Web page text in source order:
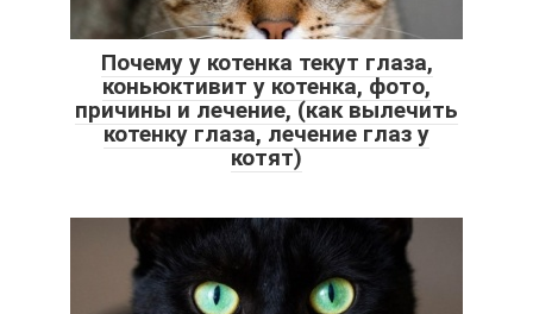
Почему у котенка текут глаза,
коньюктивит у котенка, фото,
причины и лечение, (как вылечить
котенку глаза, лечение глаз у
котят)